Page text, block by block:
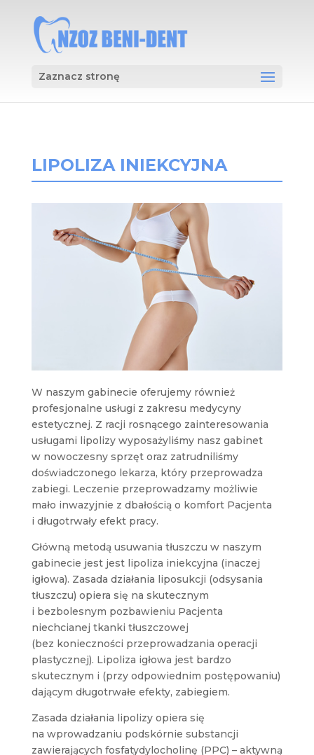
Zaznacz stronę
LIPOLIZA INIEKCYJNA
W naszym gabinecie oferujemy również
profesjonalne usługi z zakresu medycyny
estetycznej. Z racji rosnącego zainteresowania
usługami lipolizy wyposażyliśmy nasz gabinet
w nowoczesny sprzęt oraz zatrudniliśmy
doświadczonego lekarza, który przeprowadza
zabiegi. Leczenie przeprowadzamy możliwie
mało inwazyjnie z dbałością o komfort Pacjenta
i długotrwały efekt pracy.
Główną metodą usuwania tłuszczu w naszym
gabinecie jest jest lipoliza iniekcyjna (inaczej
igłowa). Zasada działania liposukcji (odsysania
tłuszczu) opiera się na skutecznym
i bezbolesnym pozbawieniu Pacjenta
niechcianej tkanki tłuszczowej
(bez konieczności przeprowadzania operacji
plastycznej). Lipoliza igłowa jest bardzo
skutecznym i (przy odpowiednim postępowaniu)
dającym długotrwałe efekty, zabiegiem.
Zasada działania lipolizy opiera się
na wprowadzaniu podskórnie substancji
zawierających fosfatydylocholinę (PPC) – aktywną